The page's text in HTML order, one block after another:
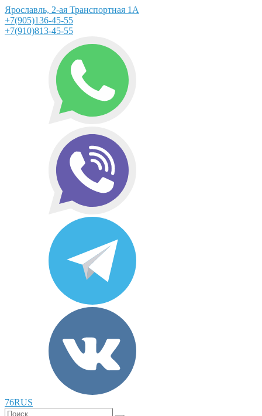
Ярославль, 2-ая Транспортная 1А
+7(905)136-45-55
+7(910)813-45-55
76RUS